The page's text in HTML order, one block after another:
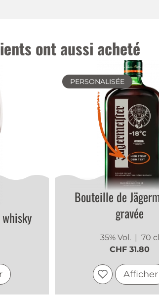
ont aussi acheté
PERSONALISÉE
Bouteille de
gravée
35% Vol.
| 70 cl
CHF 31.80
Afficher